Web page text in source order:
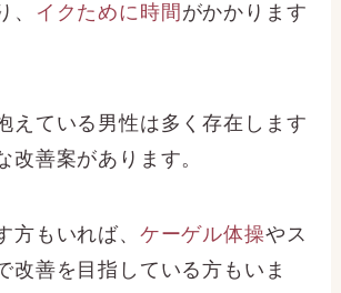
、 イクために時間 がかかります
えている男性は多く存在します
改善案があります。
方もいれば、 ケーゲル体操やス
改善を目指している方もいま